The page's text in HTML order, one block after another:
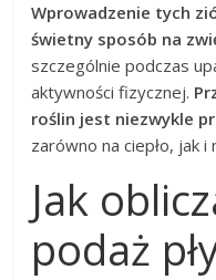
Wprowadzenie tych
świetny sposób na
szczególnie podczas
aktywności fizycznej.
roślin jest niezwykle
zarówno na ciepło, jak i
Jak
podaż